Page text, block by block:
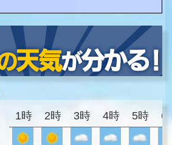
1時 2時 3時 4時 5時 6